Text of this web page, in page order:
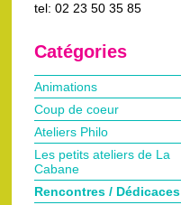
tel: 02 23 50 35 85
Catégories
Animations
Coup de coeur
Ateliers Philo
Les petits ateliers de La
Cabane
Rencontres / Dédicaces